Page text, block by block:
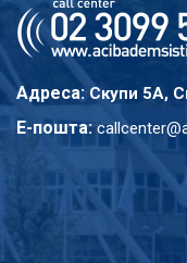
Адреса: Скупи 5A,
E-пошта: